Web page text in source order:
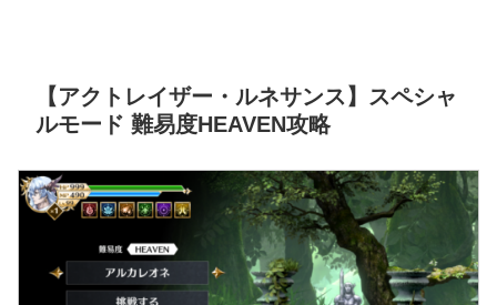
【アクトレイザー・ルネサンス】スペシャ
ルモード 難易度HEAVEN攻略